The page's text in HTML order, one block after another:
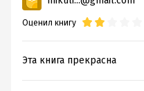
Оценил книгу
Эта книга прекрасна